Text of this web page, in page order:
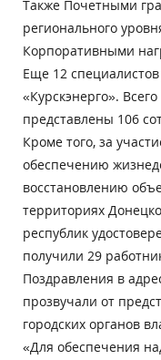
Также Почетными
регионального
Корпоративными
Еще 12
«Курскэнерго».
представлены 106
Кроме того, за
обеспечению
восстановлению
территориях
республик
получили 29
Поздравления в
прозвучали от
городских органов
«Для обеспечения